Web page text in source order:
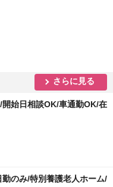
さらに見る
始日相談OK/車通勤OK/在
勤のみ/特別養護老人ホーム/